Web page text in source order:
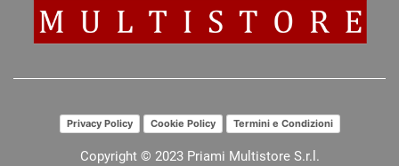
Privacy Policy Cookie Policy Termini e Condizioni
Copyright © 2023 Priami Multistore S.r.l.